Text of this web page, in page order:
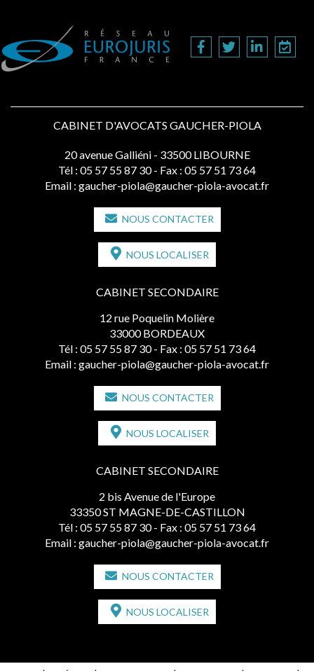
CABINET D'AVOCATS GAUCHER-PIOLA
20 avenue Galliéni - 33500 LIBOURNE
Tél : 05 57 55 87 30 - Fax : 05 57 51 73 64
Email : gaucher-piola@gaucher-piola-avocat.fr
NOUS CONTACTER
NOUS LOCALISER
CABINET SECONDAIRE
12 rue Poquelin Molière
33000 BORDEAUX
Tél : 05 57 55 87 30 - Fax : 05 57 51 73 64
Email : gaucher-piola@gaucher-piola-avocat.fr
NOUS CONTACTER
NOUS LOCALISER
CABINET SECONDAIRE
2 bis Avenue de l'Europe
33350 ST MAGNE-DE-CASTILLON
Tél : 05 57 55 87 30 - Fax : 05 57 51 73 64
Email : gaucher-piola@gaucher-piola-avocat.fr
NOUS CONTACTER
NOUS LOCALISER